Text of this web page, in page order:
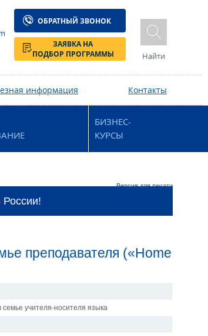
ОБРАТНЫЙ ЗВОНОК
ЗАЯВКА НА
ПОДБОР ПРОГРАММЫ
Найти
информация Контакты
БИЗНЕС-
КУРСЫ
Версия для печати
преподавателя («Home
учителя-носителя языка